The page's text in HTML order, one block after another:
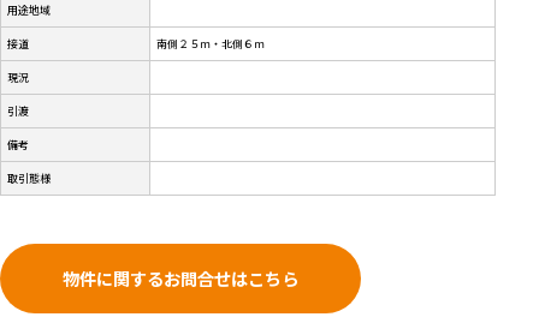
用途地域
接道 南側２５ｍ・北側６ｍ
現況
引渡
備考
取引態様
物件に関するお問合せはこちら